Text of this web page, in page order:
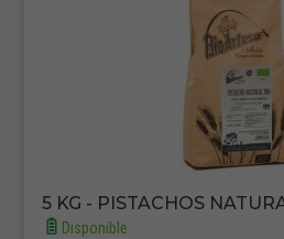
5 KG - PISTACHOS
Disponible